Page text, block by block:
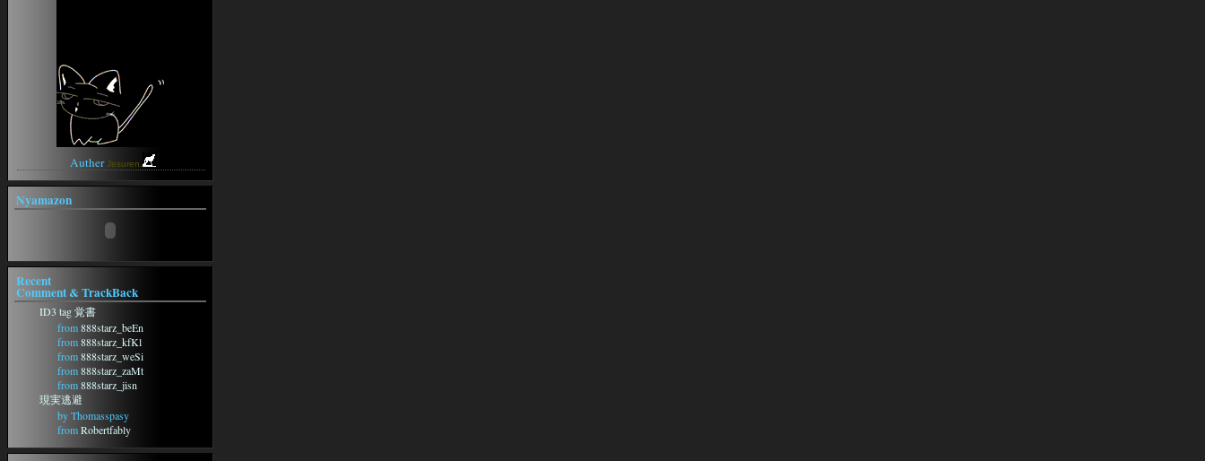
ぼうやあんweblog
午後のこ～だ
Anison Generation -アニソン ジェ
ネレーション-
アニソン★歌詞検索
AutherJesuren.
Nyamazon
Recent
Comment & TrackBack
ID3 tag 覚書
from888starz_beEn
from888starz_kfKl
from888starz_weSi
from888starz_zaMt
from888starz_jisn
現実逃避
by Thomasspasy
fromRobertfably